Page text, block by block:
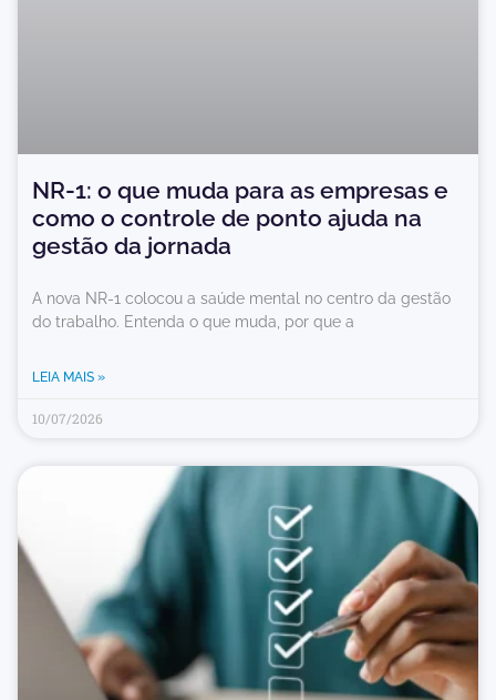
NR-1: o que muda para as empresas e
como o controle de ponto ajuda na
gestão da jornada
A nova NR-1 colocou a saúde mental no centro da gestão
do trabalho. Entenda o que muda, por que a
LEIA MAIS »
10/07/2026